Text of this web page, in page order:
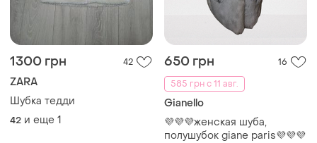
1300 грн 42
ZARA
Шубка тедди
42 и еще 1
650 грн
16
585 грн с 11 авг.
Gianello
💜💜💜женская шуба,
полушубок giane paris💜💜💜